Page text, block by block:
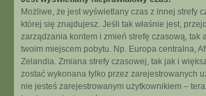
Możliwe, że jest wyświetlany czas z innej strefy
której się znajdujesz. Jeśli tak właśnie jest,
zarządzania kontem i zmień strefę czasową, tak
twoim miejscem pobytu. Np. Europa centralna,
Zelandia. Zmiana strefy czasowej, tak jak i
zostać wykonana tylko przez zarejestrowanych
nie jesteś zarejestrowanym użytkownikiem –